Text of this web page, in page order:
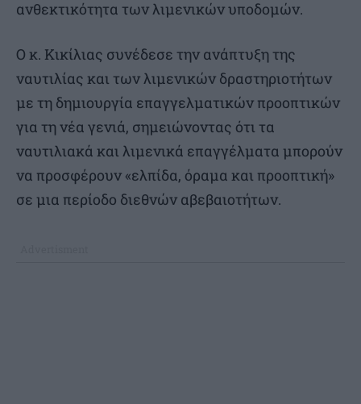
ανθεκτικότητα των λιμενικών υποδομών.
Ο κ. Κικίλιας συνέδεσε την ανάπτυξη της
ναυτιλίας και των λιμενικών δραστηριοτήτων
με τη δημιουργία επαγγελματικών προοπτικών
για τη νέα γενιά, σημειώνοντας ότι τα
ναυτιλιακά και λιμενικά επαγγέλματα μπορούν
να προσφέρουν «ελπίδα, όραμα και προοπτική»
σε μια περίοδο διεθνών αβεβαιοτήτων.